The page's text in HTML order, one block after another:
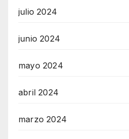
julio 2024
junio 2024
mayo 2024
abril 2024
marzo 2024